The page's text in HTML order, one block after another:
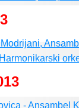
- Ansambel